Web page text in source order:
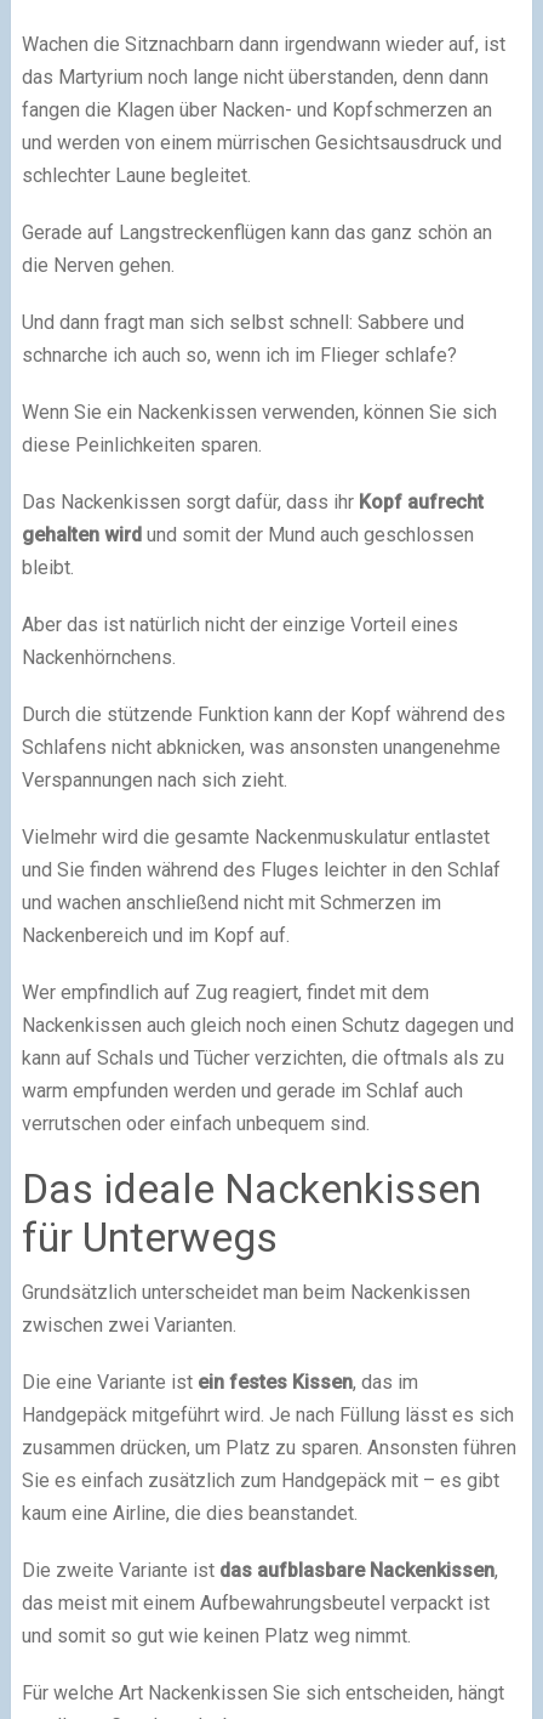
Wachen die Sitznachbarn dann irgendwann wieder auf, ist
das Martyrium noch lange nicht überstanden, denn dann
fangen die Klagen über Nacken- und Kopfschmerzen an
und werden von einem mürrischen Gesichtsausdruck und
schlechter Laune begleitet.
Gerade auf Langstreckenflügen kann das ganz schön an
die Nerven gehen.
Und dann fragt man sich selbst schnell: Sabbere und
schnarche ich auch so, wenn ich im Flieger schlafe?
Wenn Sie ein Nackenkissen verwenden, können Sie sich
diese Peinlichkeiten sparen.
Das Nackenkissen sorgt dafür, dass ihr Kopf aufrecht
gehalten wirdund somit der Mund auch geschlossen
bleibt.
Aber das ist natürlich nicht der einzige Vorteil eines
Nackenhörnchens.
Durch die stützende Funktion kann der Kopf während des
Schlafens nicht abknicken, was ansonsten unangenehme
Verspannungen nach sich zieht.
Vielmehr wird die gesamte Nackenmuskulatur entlastet
und Sie finden während des Fluges leichter in den Schlaf
und wachen anschließend nicht mit Schmerzen im
Nackenbereich und im Kopf auf.
Wer empfindlich auf Zug reagiert, findet mit dem
Nackenkissen auch gleich noch einen Schutz dagegen und
kann auf Schals und Tücher verzichten, die oftmals als zu
warm empfunden werden und gerade im Schlaf auch
verrutschen oder einfach unbequem sind.
Das ideale Nackenkissen
für Unterwegs
Grundsätzlich unterscheidet man beim Nackenkissen
zwischen zwei Varianten.
Die eine Variante ist ein festes Kissen, das im
Handgepäck mitgeführt wird. Je nach Füllung lässt es sich
zusammen drücken, um Platz zu sparen. Ansonsten führen
Sie es einfach zusätzlich zum Handgepäck mit – es gibt
kaum eine Airline, die dies beanstandet.
Die zweite Variante ist das aufblasbare Nackenkissen,
das meist mit einem Aufbewahrungsbeutel verpackt ist
und somit so gut wie keinen Platz weg nimmt.
Für welche Art Nackenkissen Sie sich entscheiden, hängt